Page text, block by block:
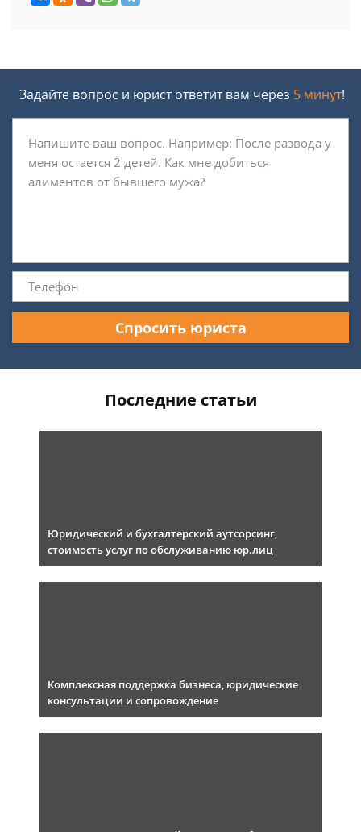
Задайте вопрос и юрист ответит вам через 5 минут!
Спросить юриста
Последние статьи
Юридический и бухгалтерский аутсорсинг,
стоимость услуг по обслуживанию юр.лиц
Комплексная поддержка бизнеса, юридические
консультации и сопровождение